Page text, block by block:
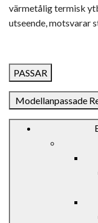
värmetålig termisk
utseende, motsvarar
PASSAR
Modellanpassade